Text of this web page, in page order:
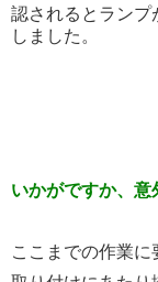
認されるとランプ
しました。
いかがですか、意
ここまでの作業に